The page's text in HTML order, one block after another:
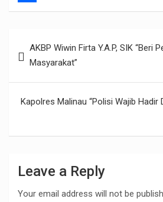
o
e
s
p
m
S
navigation
AKBP Wiwin Firta Y.A.P, SIK “Beri
Masyarakat”
Kapolres Malinau “Polisi Wajib Hadir
Leave a Reply
Your email address will not be